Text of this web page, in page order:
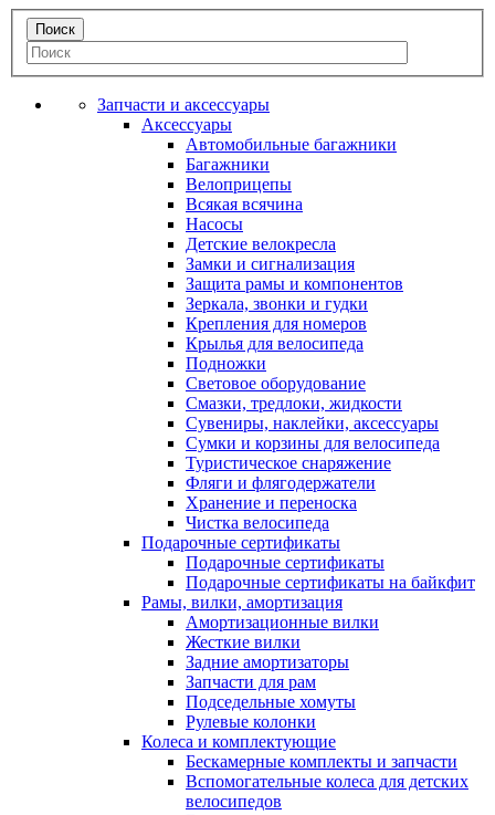
Запчасти и аксессуары
Аксессуары
Автомобильные багажники
Багажники
Велоприцепы
Всякая всячина
Насосы
Детские велокресла
Замки и сигнализация
Защита рамы и компонентов
Зеркала, звонки и гудки
Крепления для номеров
Крылья для велосипеда
Подножки
Световое оборудование
Смазки, тредлоки, жидкости
Сувениры, наклейки, аксессуары
Сумки и корзины для велосипеда
Туристическое снаряжение
Фляги и флягодержатели
Хранение и переноска
Чистка велосипеда
Подарочные сертификаты
Подарочные сертификаты
Подарочные сертификаты на байкфит
Рамы, вилки, амортизация
Амортизационные вилки
Жесткие вилки
Задние амортизаторы
Запчасти для рам
Подседельные хомуты
Рулевые колонки
Колеса и комплектующие
Бескамерные комплекты и запчасти
Вспомогательные колеса для детских
велосипедов